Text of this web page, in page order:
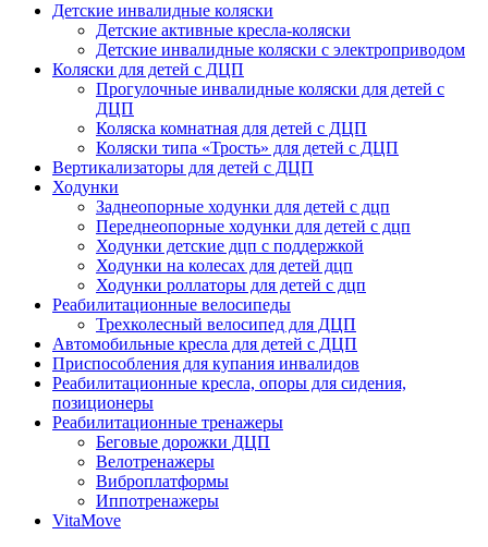
Детские инвалидные коляски
Детские активные кресла-коляски
Детские инвалидные коляски с электроприводом
Коляски для детей с ДЦП
Прогулочные инвалидные коляски для детей с
ДЦП
Коляска комнатная для детей с ДЦП
Коляски типа «Трость» для детей с ДЦП
Вертикализаторы для детей с ДЦП
Ходунки
Заднеопорные ходунки для детей с дцп
Переднеопорные ходунки для детей с дцп
Ходунки детские дцп с поддержкой
Ходунки на колесах для детей дцп
Ходунки роллаторы для детей с дцп
Реабилитационные велосипеды
Трехколесный велосипед для ДЦП
Автомобильные кресла для детей с ДЦП
Приспособления для купания инвалидов
Реабилитационные кресла, опоры для сидения,
позиционеры
Реабилитационные тренажеры
Беговые дорожки ДЦП
Велотренажеры
Виброплатформы
Иппотренажеры
VitaMove